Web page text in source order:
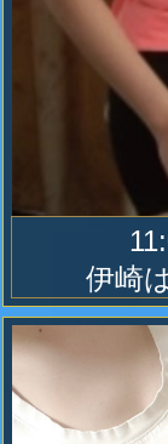
分
使い捨
申し出
伊崎